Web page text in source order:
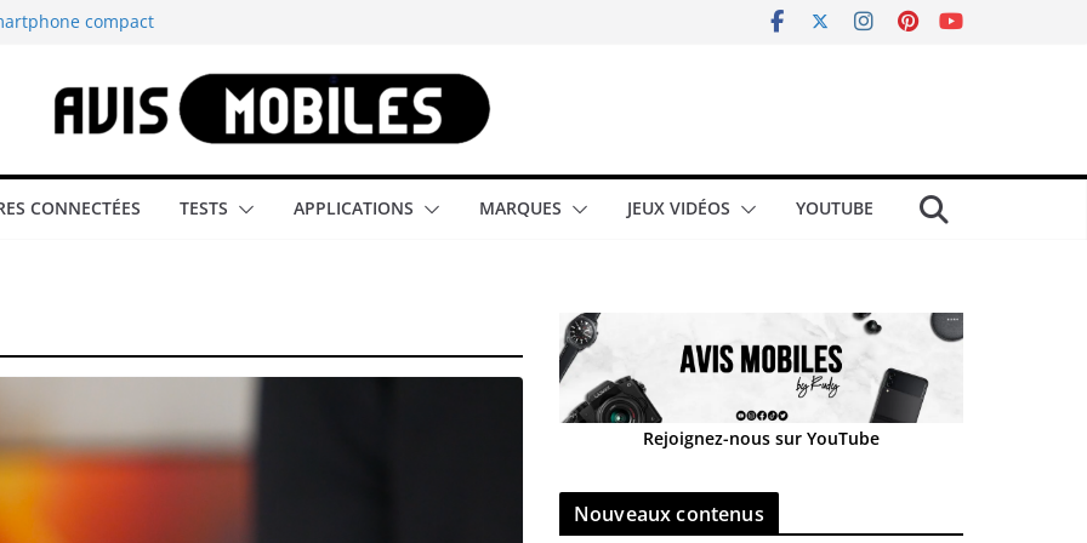
est-elle la
rétrogaming
CONNECTÉES TESTS APPLICATIONS MARQUES JEUX VIDÉOS YOUTUBE
Rejoignez-nous sur YouTube
Nouveaux contenus